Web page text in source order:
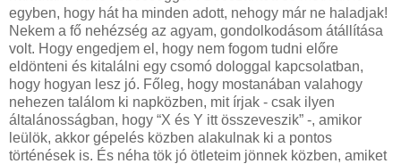
egyben, hogy hát ha minden adott, nehogy már ne haladjak!
Nekem a fő nehézség az agyam, gondolkodásom átállítása
volt. Hogy engedjem el, hogy nem fogom tudni előre
eldönteni és kitalálni egy csomó dologgal kapcsolatban,
hogy hogyan lesz jó. Főleg, hogy mostanában valahogy
nehezen találom ki napközben, mit írjak - csak ilyen
általánosságban, hogy “X és Y itt összeveszik” -, amikor
leülök, akkor gépelés közben alakulnak ki a pontos
történések is. És néha tök jó ötleteim jönnek közben, amiket